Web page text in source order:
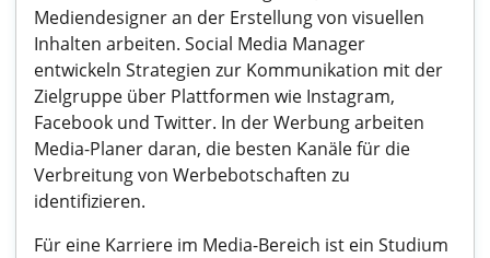
Mediendesigner an der Erstellung von visuellen
Inhalten arbeiten. Social Media Manager
entwickeln Strategien zur Kommunikation mit der
Zielgruppe über Plattformen wie Instagram,
Facebook und Twitter. In der Werbung arbeiten
Media-Planer daran, die besten Kanäle für die
Verbreitung von Werbebotschaften zu
identifizieren.
Für eine Karriere im Media-Bereich ist ein Studium